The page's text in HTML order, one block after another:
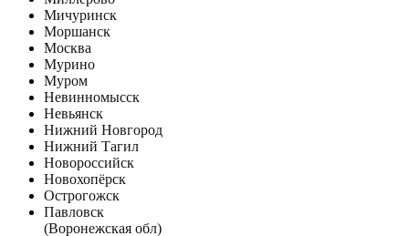
Мичуринск
Моршанск
Москва
Мурино
Муром
Невинномысск
Невьянск
Нижний Новгород
Нижний Тагил
Новороссийск
Новохопёрск
Острогожск
Павловск
(Воронежская обл)